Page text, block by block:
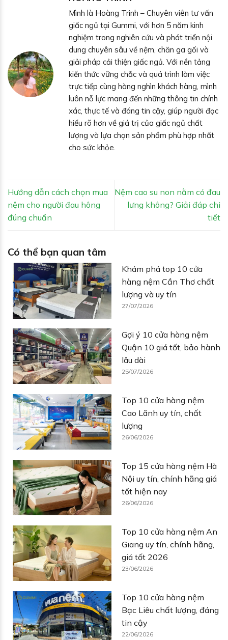
Mình là Hoàng Trinh – Chuyên viên tư vấn
giấc ngủ tại Gummi, với hơn 5 năm kinh
nghiệm trong nghiên cứu và phát triển nội
dung chuyên sâu về nệm, chăn ga gối và
giải pháp cải thiện giấc ngủ. Với nền tảng
kiến thức vững chắc và quá trình làm việc
trực tiếp cùng hàng nghìn khách hàng, mình
luôn nỗ lực mang đến những thông tin chính
xác, thực tế và đáng tin cậy, giúp người đọc
hiểu rõ hơn về giá trị của giấc ngủ chất
lượng và lựa chọn sản phẩm phù hợp nhất
cho sức khỏe.
Hướng dẫn cách chọn mua
nệm cho người đau hông
đúng chuẩn
Nệm cao su non nằm có đau
lưng không? Giải đáp chi
tiết
Có thể bạn quan tâm
Khám phá top 10 cửa
hàng nệm Cần Thơ chất
lượng và uy tín
27/07/2026
Gợi ý 10 cửa hàng nệm
Quận 10 giá tốt, bảo hành
lâu dài
25/07/2026
Top 10 cửa hàng nệm
Cao Lãnh uy tín, chất
lượng
26/06/2026
Top 15 cửa hàng nệm Hà
Nội uy tín, chính hãng giá
tốt hiện nay
26/06/2026
Top 10 cửa hàng nệm An
Giang uy tín, chính hãng,
giá tốt 2026
23/06/2026
Top 10 cửa hàng nệm
Bạc Liêu chất lượng, đáng
tin cậy
22/06/2026